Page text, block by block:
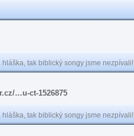
hláška, tak biblický songy jsme nezpívali!
…u-ct-1526875
hláška, tak biblický songy jsme nezpívali!